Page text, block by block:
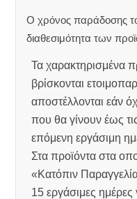
Ο χρόνος παράδοσης
διαθεσιμότητα των
Τα χαρακτηρισμένα
βρίσκονται
αποστέλλονται εάν
που θα γίνουν έως
επόμενη εργάσιμη
Στα προϊόντα στα
«Κατόπιν
15 εργάσιμες